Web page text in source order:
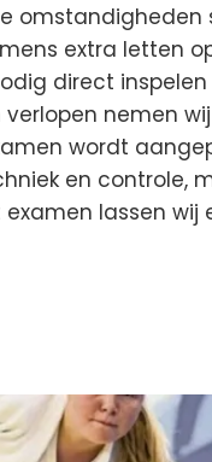
omstandigheden
extra letten
direct
nemen
wordt
en controle,
lassen wij